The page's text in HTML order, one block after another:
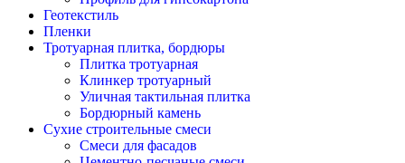
Геотекстиль
Пленки
Тротуарная плитка, бордюры
Плитка тротуарная
Клинкер тротуарный
Уличная тактильная плитка
Бордюрный камень
Сухие строительные смеси
Смеси для фасадов